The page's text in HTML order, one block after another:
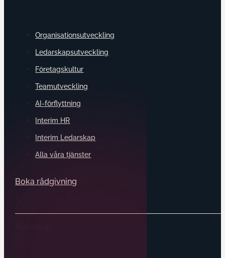
Organisationsutveckling
Ledarskapsutveckling
Företagskultur
Teamutveckling
AI-förflyttning
Interim HR
Interim Ledarskap
Alla våra tjänster
Boka rådgivning